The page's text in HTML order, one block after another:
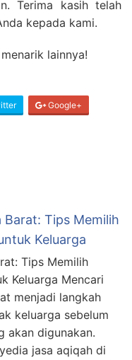
Terima kasih telah
kepada kami.
lainnya!
Google+
Tips Memilih
Keluarga
Tips Memilih
Keluarga Mencari
menjadi langkah
keluarga sebelum
akan digunakan.
jasa aqiqah di